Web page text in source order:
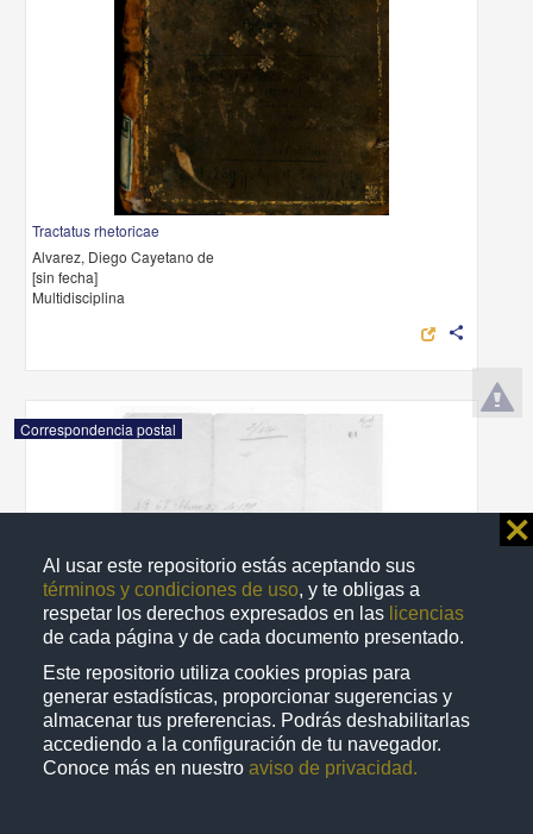
Al usar este repositorio estás aceptando sus
términos y condiciones de uso, y te obligas a
respetar los derechos expresados en las licencias
de cada página y de cada documento presentado.
Este repositorio utiliza cookies propias para
generar estadísticas, proporcionar sugerencias y
almacenar tus preferencias. Podrás deshabilitarlas
accediendo a la configuración de tu navegador.
Conoce más en nuestro aviso de privacidad.
⨯
Tractatus rhetoricae
Alvarez, Diego Cayetano de
[sin fecha]
Multidisciplina
share
Correspondencia postal
Recomienda José Lopp a Jesús Duarte